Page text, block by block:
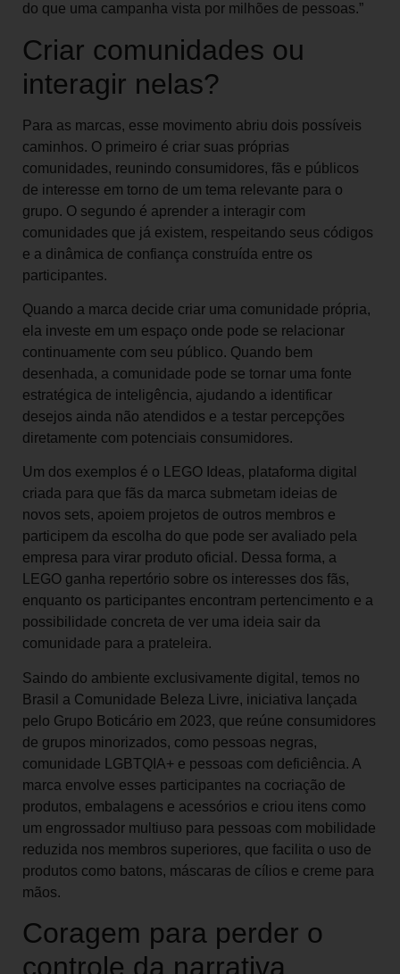
do que uma campanha vista por milhões de pessoas.”
Criar comunidades ou
interagir nelas?
Para as marcas, esse movimento abriu dois possíveis
caminhos. O primeiro é criar suas próprias
comunidades, reunindo consumidores, fãs e públicos
de interesse em torno de um tema relevante para o
grupo. O segundo é aprender a interagir com
comunidades que já existem, respeitando seus códigos
e a dinâmica de confiança construída entre os
participantes.
Quando a marca decide criar uma comunidade própria,
ela investe em um espaço onde pode se relacionar
continuamente com seu público. Quando bem
desenhada, a comunidade pode se tornar uma fonte
estratégica de inteligência, ajudando a identificar
desejos ainda não atendidos e a testar percepções
diretamente com potenciais consumidores.
Um dos exemplos é o LEGO Ideas, plataforma digital
criada para que fãs da marca submetam ideias de
novos sets, apoiem projetos de outros membros e
participem da escolha do que pode ser avaliado pela
empresa para virar produto oficial. Dessa forma, a
LEGO ganha repertório sobre os interesses dos fãs,
enquanto os participantes encontram pertencimento e a
possibilidade concreta de ver uma ideia sair da
comunidade para a prateleira.
Saindo do ambiente exclusivamente digital, temos no
Brasil a Comunidade Beleza Livre, iniciativa lançada
pelo Grupo Boticário em 2023, que reúne consumidores
de grupos minorizados, como pessoas negras,
comunidade LGBTQIA+ e pessoas com deficiência. A
marca envolve esses participantes na cocriação de
produtos, embalagens e acessórios e criou itens como
um engrossador multiuso para pessoas com mobilidade
reduzida nos membros superiores, que facilita o uso de
produtos como batons, máscaras de cílios e creme para
mãos.
Coragem para perder o
controle da narrativa